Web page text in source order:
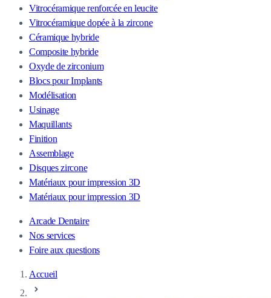
Vitrocéramique renforcée en leucite
Vitrocéramique dopée à la zircone
Céramique hybride
Composite hybride
Oxyde de zirconium
Blocs pour Implants
Modélisation
Usinage
Maquillants
Finition
Assemblage
Disques zircone
Matériaux pour impression 3D
Matériaux pour impression 3D
Arcade Dentaire
Nos services
Foire aux questions
Accueil